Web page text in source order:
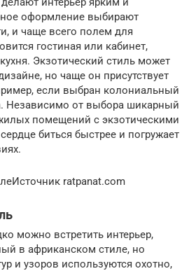
оформление выбирают
и чаще всего полем для
гостиная или кабинет,
Экзотический стиль может
но чаще он присутствует
если выбран колониальный
Независимо от выбора шикарный
помещений с экзотическими
биться быстрее и погружает
ratpanat.com
можно встретить интерьер,
в африканском стиле, но
и узоров используются охотно,